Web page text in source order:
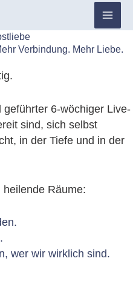
Verbindung. Mehr Liebe.
geführter 6-wöchiger Live-
sind, sich selbst
in der Tiefe und in der
Räume:
wer wir wirklich sind.